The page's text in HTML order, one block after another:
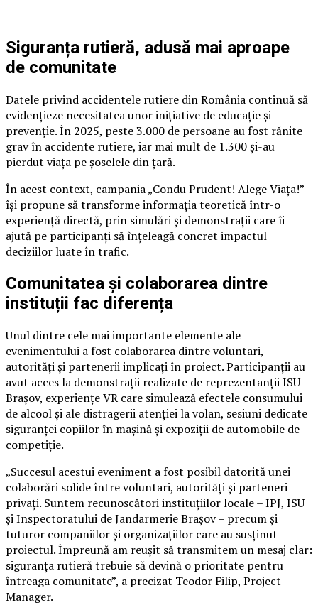
Siguranța rutieră, adusă mai aproape
de comunitate
Datele privind accidentele rutiere din România continuă să
evidențieze necesitatea unor inițiative de educație și
prevenție. În 2025, peste 3.000 de persoane au fost rănite
grav în accidente rutiere, iar mai mult de 1.300 și-au
pierdut viața pe șoselele din țară.
În acest context, campania „Condu Prudent! Alege Viața!”
își propune să transforme informația teoretică într-o
experiență directă, prin simulări și demonstrații care îi
ajută pe participanți să înțeleagă concret impactul
deciziilor luate în trafic.
Comunitatea și colaborarea dintre
instituții fac diferența
Unul dintre cele mai importante elemente ale
evenimentului a fost colaborarea dintre voluntari,
autorități și partenerii implicați în proiect. Participanții au
avut acces la demonstrații realizate de reprezentanții ISU
Brașov, experiențe VR care simulează efectele consumului
de alcool și ale distragerii atenției la volan, sesiuni dedicate
siguranței copiilor în mașină și expoziții de automobile de
competiție.
„Succesul acestui eveniment a fost posibil datorită unei
colaborări solide între voluntari, autorități și parteneri
privați. Suntem recunoscători instituțiilor locale – IPJ, ISU
și Inspectoratului de Jandarmerie Brașov – precum și
tuturor companiilor și organizațiilor care au susținut
proiectul. Împreună am reușit să transmitem un mesaj clar:
siguranța rutieră trebuie să devină o prioritate pentru
întreaga comunitate”, a precizat Teodor Filip, Project
Manager.